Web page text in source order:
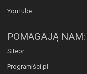
YouTube
POMAGAJĄ NAM:
Siteor
Programiści.pl